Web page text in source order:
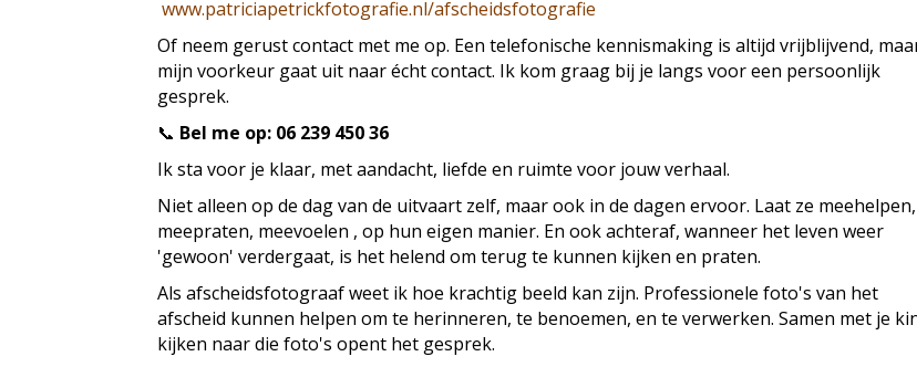
www.patriciapetrickfotografie.nl/afscheidsfotografie
Of neem gerust contact met me op. Een telefonische kennismaking is altijd vrijblijvend,
mijn voorkeur gaat uit naar écht contact. Ik kom graag bij je langs voor een persoonlijk
gesprek.
📞 Bel me op: 06 239 450 36
Ik sta voor je klaar, met aandacht, liefde en ruimte voor jouw verhaal.
Niet alleen op de dag van de uitvaart zelf, maar ook in de dagen ervoor. Laat ze meehelpen,
meepraten, meevoelen , op hun eigen manier. En ook achteraf, wanneer het leven weer
'gewoon' verdergaat, is het helend om terug te kunnen kijken en praten.
Als afscheidsfotograaf weet ik hoe krachtig beeld kan zijn. Professionele foto's van het
afscheid kunnen helpen om te herinneren, te benoemen, en te verwerken. Samen met je
kijken naar die foto's opent het gesprek.